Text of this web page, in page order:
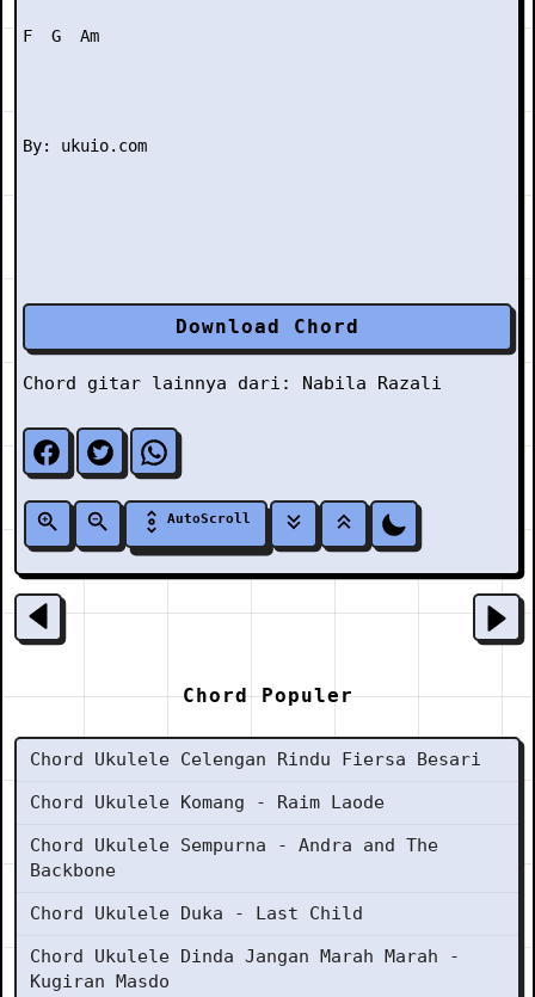
F  G  Am
Download Chord
Chord gitar lainnya dari: Nabila Razali
AutoScroll
Chord Populer
Chord Ukulele Celengan Rindu Fiersa Besari
Chord Ukulele Komang - Raim Laode
Chord Ukulele Sempurna - Andra and The
Backbone
Chord Ukulele Duka - Last Child
Chord Ukulele Dinda Jangan Marah Marah -
Kugiran Masdo